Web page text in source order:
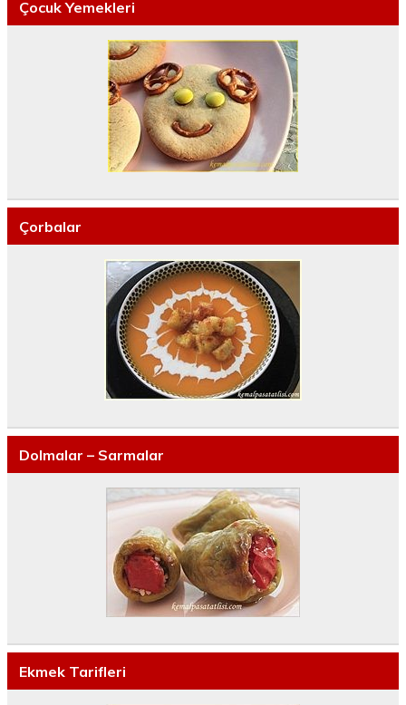
Çocuk Yemekleri
Çorbalar
Dolmalar – Sarmalar
Ekmek Tarifleri